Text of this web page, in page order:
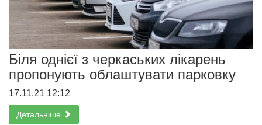
Біля однієї з черкаських лікарень
пропонують облаштувати парковку
17.11.21 12:12
Детальніше